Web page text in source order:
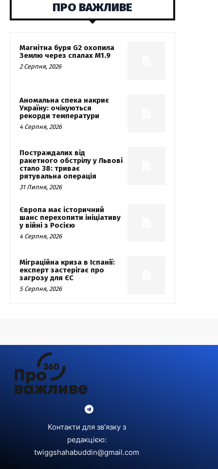
ПРО ВАЖЛИВЕ
Магнітна буря G2 охопила
Землю через спалах M1.9
2 Серпня, 2026
Аномальна спека накриє
Україну: очікуються
рекорди температури
4 Серпня, 2026
Постраждалих від
ракетного обстрілу у Львові
стало 38: триває
рятувальна операція
31 Липня, 2026
Європа має історичний
шанс перехопити ініціативу
у війні з Росією
4 Серпня, 2026
Міграційна криза в Іспанії:
експерт застерігає про
загрозу для ЄС
5 Серпня, 2026
Контакти для зв'язку з
редакцією:
twiggshahabuddin@gmail.com